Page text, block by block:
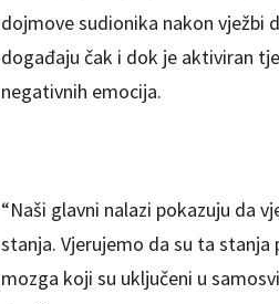
dojmove sudionika nakon vježbi
događaju čak i dok je aktiviran
negativnih emocija.
“Naši glavni nalazi pokazuju da
stanja. Vjerujemo da su ta
mozga koji su uključeni u